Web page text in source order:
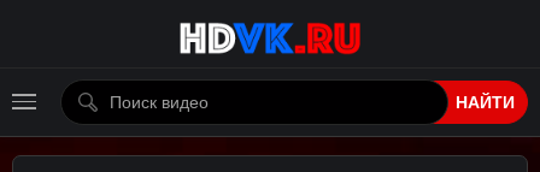
НАЙТИ